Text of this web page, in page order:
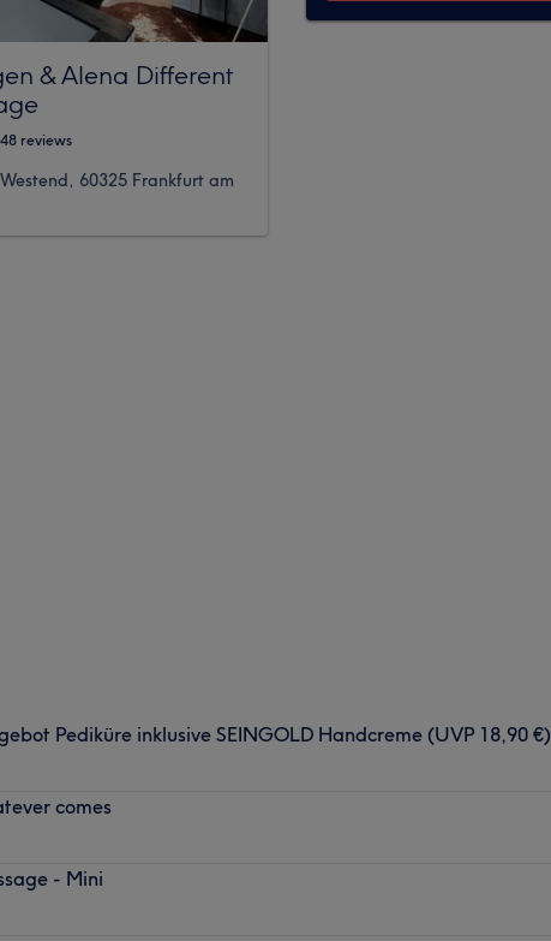
& Alena Different
reviews
60325 Frankfurt am
Pediküre inklusive SEINGOLD Handcreme (UVP 18,90 €)
comes
- Mini